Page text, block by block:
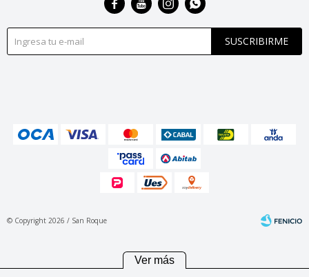
SUSCRIBIRME
   
© Copyright 2026 / San Roque
Ver más